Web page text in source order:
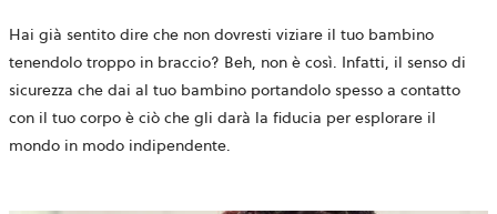
Hai già sentito dire che non dovresti viziare il tuo bambino
tenendolo troppo in braccio? Beh, non è così. Infatti, il senso di
sicurezza che dai al tuo bambino portandolo spesso a contatto
con il tuo corpo è ciò che gli darà la fiducia per esplorare il
mondo in modo indipendente.